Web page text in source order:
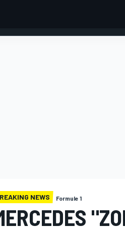
NEWS Formule 1